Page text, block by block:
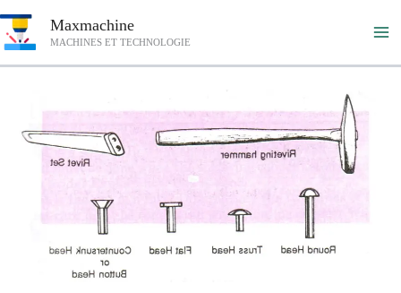
au
Maxmachine
MACHINES ET TECHNOLOGIE